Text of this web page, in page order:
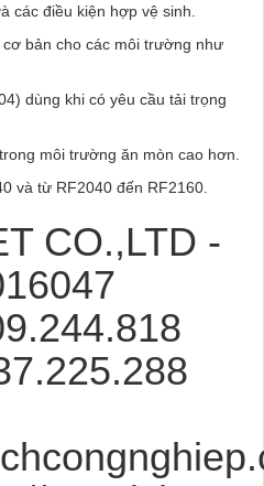
các điều kiện hợp vệ sinh.
cơ bản cho các môi trường như
dùng khi có yêu cầu tải trọng
môi trường ăn mòn cao hơn.
và từ RF2040 đến RF2160.
CO.,LTD -